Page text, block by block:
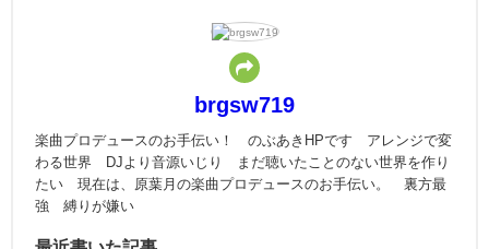
brgsw719
楽曲プロデュースのお手伝い！ のぶあきHPです アレンジで変
わる世界 DJより音源いじり まだ聴いたことのない世界を作り
たい 現在は、原葉月の楽曲プロデュースのお手伝い。 裏方最
強 縛りが嫌い